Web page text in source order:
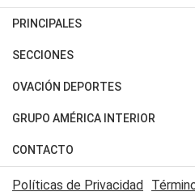
PRINCIPALES
Últimas Noticias
Política
Judiciales
Economia
SECCIONES
Horóscopo
Motores
Trucos caseros
Series y Películas
OVACIÓN DEPORTES
Fútbol
Mundial
Automovilismo
GRUPO AMÉRICA INTERIOR
Canal 7 en Vivo
CONTACTO
Acerca de Nosotros
Políticas de Privacidad